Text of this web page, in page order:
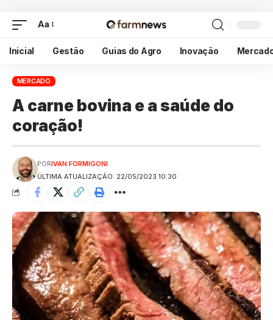
Aa
Inicial Gestão Guias do Agro Inovação
MERCADO
A carne bovina e a saúde do
coração!
ÚLTIMA ATUALIZAÇÃO: 22/05/2023 10:30
PORIVAN FORMIGONI